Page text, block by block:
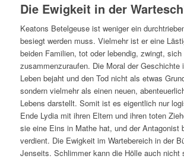
Die Ewigkeit in der
Keatons Betelgeuse ist weniger ein
besiegt werden muss. Vielmehr ist er eine
beiden Familien, tot oder lebendig, zwingt, sich
zusammenzuraufen. Die Moral der Geschichte
Leben bejaht und den Tod nicht als etwas
sondern vielmehr als einen neuen,
Lebens darstellt. Somit ist es eigentlich nur
Ende Lydia mit ihren Eltern und ihren toten
sie eine Eins in Mathe hat, und der Antagonist
verdient. Die Ewigkeit im Wartebereich in der
Jenseits. Schlimmer kann die Hölle auch nicht